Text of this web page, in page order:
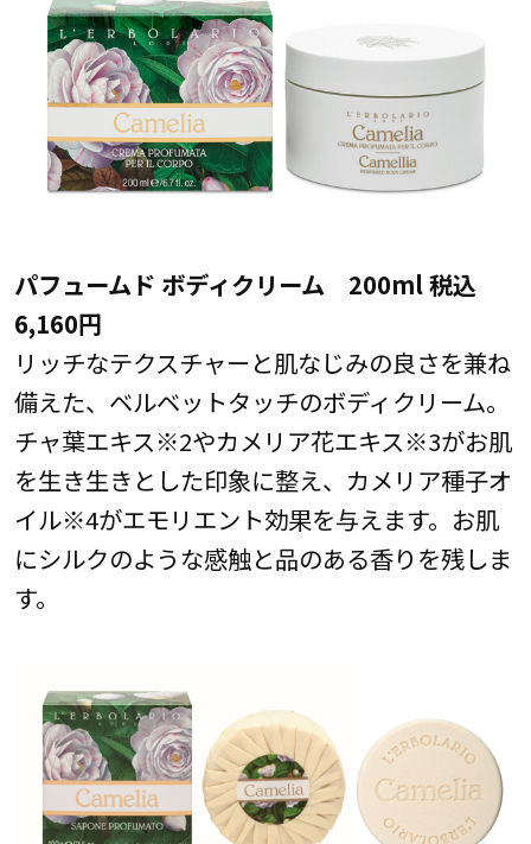
パフュームド ボディクリーム 200ml 税込
6,160円
リッチなテクスチャーと肌なじみの良さを兼ね
備えた、ベルベットタッチのボディクリーム。
チャ葉エキス※2やカメリア花エキス※3がお肌
を生き生きとした印象に整え、カメリア種子オ
イル※4がエモリエント効果を与えます。お肌
にシルクのような感触と品のある香りを残しま
す。